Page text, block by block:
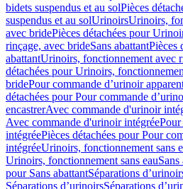
bidets suspendus et au solPièces
suspendus et au solUrinoirsUrinoirs,
avec bridePièces détachées pour
rinçage, avec brideSans abattantPièces
abattantUrinoirs, fonctionnement avec
détachées pour Urinoirs,
bridePour commande d’urinoir
détachées pour Pour commande
encastrerAvec commande d'urinoir
Avec commande d'urinoir intégrée
intégréePièces détachées pour Pour
intégréeUrinoirs, fonctionnement sans
Urinoirs, fonctionnement sans eauSans
pour Sans abattantSéparations
Séparations d’urinoirsSéparations